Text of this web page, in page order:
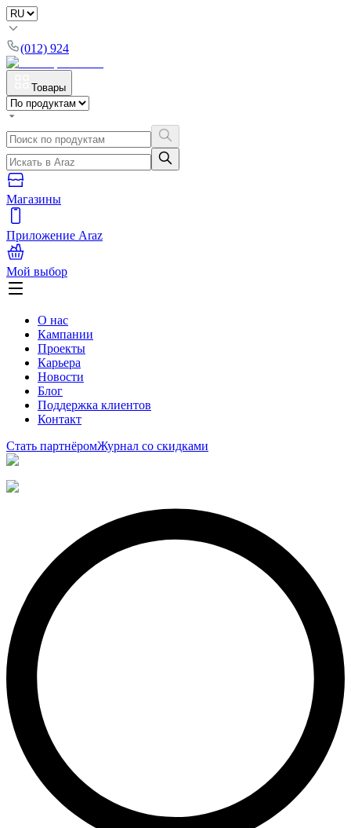
(012) 924
Товары
Магазины
Приложение Araz
Мой выбор
О нас
Кампании
Проекты
Карьера
Новости
Блог
Поддержка клиентов
Контакт
Стать партнёромЖурнал со скидками